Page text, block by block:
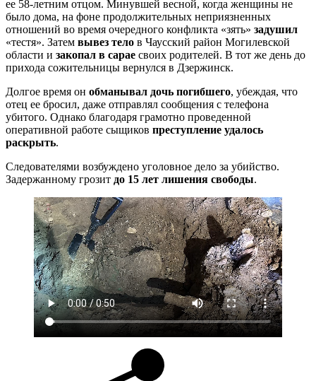
ее 58-летним отцом. Минувшей весной, когда женщины не
было дома, на фоне продолжительных неприязненных
отношений во время очередного конфликта «зять» задушил
«тестя». Затем вывез тело в Чаусский район Могилевской
области и закопал в сарае своих родителей. В тот же день до
прихода сожительницы вернулся в Дзержинск.
Долгое время он обманывал дочь погибшего, убеждая, что
отец ее бросил, даже отправлял сообщения с телефона
убитого. Однако благодаря грамотно проведенной
оперативной работе сыщиков преступление удалось
раскрыть.
Следователями возбуждено уголовное дело за убийство.
Задержанному грозит до 15 лет лишения свободы.